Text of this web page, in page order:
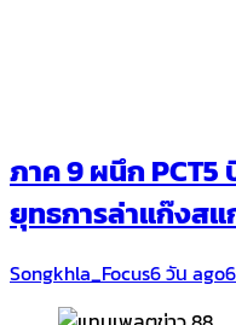
ภาค 9 ผนึก PCT5
ยุทธการล่าแก๊งสแ
Songkhla_Focus6 วัน ago